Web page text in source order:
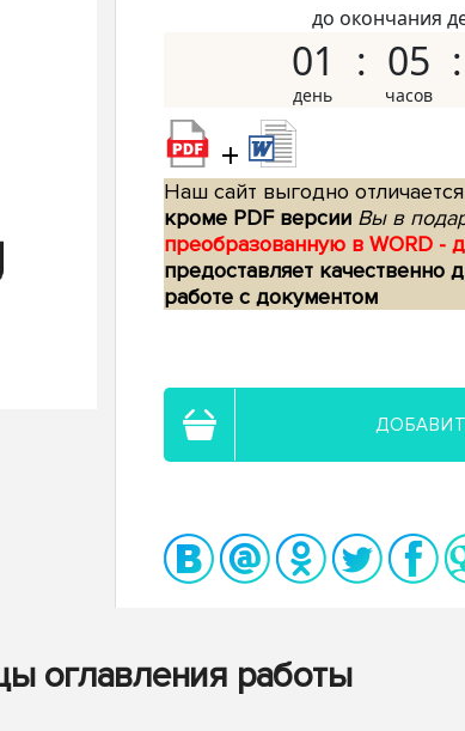
до окончания
01 05
+
Наш сайт выгодно
кроме PDF версии Вы в
преобразованную в WORD -
предоставляет качественно
работе с документом
оглавления работы